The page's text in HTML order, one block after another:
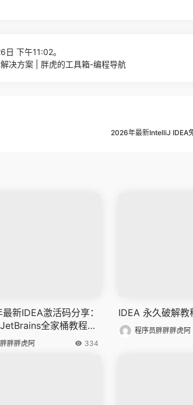
下午11:02。
决方案 | 胖虎的工具箱-编程导航
2026年最新IntelliJ IDEA
新IDEA激活码分享：
全家桶教程
有效期截图）
胖胖虎阿 334
IDEA 永久破解教
程序员胖胖胖虎阿